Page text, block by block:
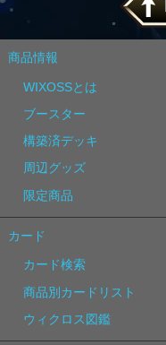
商品情報
WIXOSSとは
ブースター
構築済デッキ
周辺グッズ
限定商品
カード
カード検索
商品別カードリスト
ウィクロス図鑑